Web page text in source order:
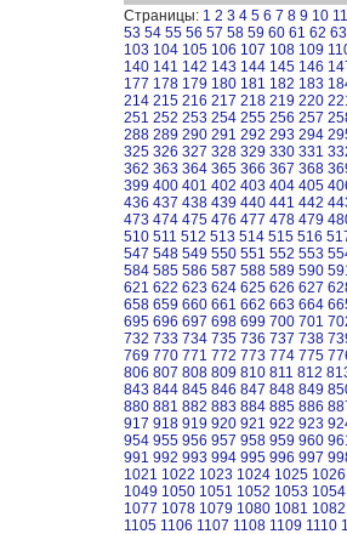
Страницы: 1 2 3 4 5 6 7 8 9 10 11
53 54 55 56 57 58 59 60 61 62 63
103 104 105 106 107 108 109
140 141 142 143 144 145 146
177 178 179 180 181 182 183
214 215 216 217 218 219 220
251 252 253 254 255 256 257
288 289 290 291 292 293 294
325 326 327 328 329 330 331
362 363 364 365 366 367 368
399 400 401 402 403 404 405
436 437 438 439 440 441 442
473 474 475 476 477 478 479
510 511 512 513 514 515 516
547 548 549 550 551 552 553
584 585 586 587 588 589 590
621 622 623 624 625 626 627
658 659 660 661 662 663 664
695 696 697 698 699 700 701
732 733 734 735 736 737 738
769 770 771 772 773 774 775
806 807 808 809 810 811 812
843 844 845 846 847 848 849
880 881 882 883 884 885 886
917 918 919 920 921 922 923
954 955 956 957 958 959 960
991 992 993 994 995 996 997
1021 1022 1023 1024 1025 1026
1049 1050 1051 1052 1053 1054
1077 1078 1079 1080 1081 1082
1105 1106 1107 1108 1109 1110